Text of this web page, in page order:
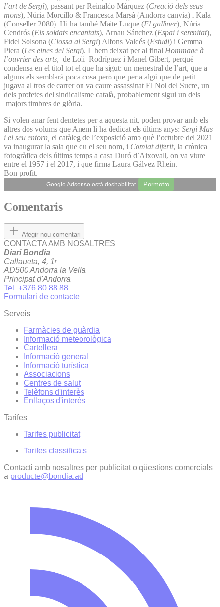
l’art de Sergi), passant per Reinaldo Márquez (Creació dels seus
mons), Núria Morcillo & Francesca Marsà (Andorra canvia) i Kala
(Conseller 2080). Hi ha també Maite Luque (El galliner), Núria
Cendrós (Els soldats encantats), Arnau Sánchez (Espai i serenitat),
Fidel Solsona (Glossa al Sergi) Alfons Valdés (Estudi) i Gemma
Piera (Les eines del Sergi). I hem deixat per al final Hommage à
l’ouvrier des arts, de Loli Rodríguez i Manel Gibert, perquè
condensa en el títol tot el que ha sigut: un menestral de l’art, que a
alguns els semblarà poca cosa però que per a algú que de petit
jugava al tros de carrer on va caure assassinat El Noi del Sucre, un
dels profetes del sindicalisme català, probablement sigui un dels
majors timbres de glòria.
Si volen anar fent dentetes per a aquesta nit, poden provar amb els
altres dos volums que Anem li ha dedicat els últims anys: Sergi Mas
i el seu entorn, el catàleg de l’exposició amb què l’octubre del 2021
va inaugurar la sala que du el seu nom, i Comiat diferit, la crònica
fotogràfica dels últims temps a casa Duró d’Aixovall, on va viure
entre el 1957 i el 2017, i que firma Laura Gálvez Rhein.
Bon profit.
Google Adsense està deshabilitat. Permetre
Comentaris
Afegir nou comentari
CONTACTA AMB NOSALTRES
Diari Bondia
Callaueta, 4, 1r
AD500 Andorra la Vella
Principat d'Andorra
Tel. +376 80 88 88
Formulari de contacte
Serveis
Farmàcies de guàrdia
Informació meteorològica
Cartellera
Informació general
Informació turística
Associacions
Centres de salut
Telèfons d'interès
Enllaços d'interés
Tarifes
Tarifes publicitat
Tarifes classificats
Contacti amb nosaltres per publicitat o qüestions comercials
a producte@bondia.ad